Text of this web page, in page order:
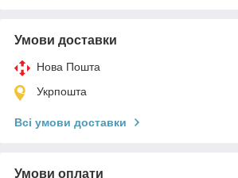
Умови доставки
Нова Пошта
Укрпошта
Всі умови доставки
Умови оплати